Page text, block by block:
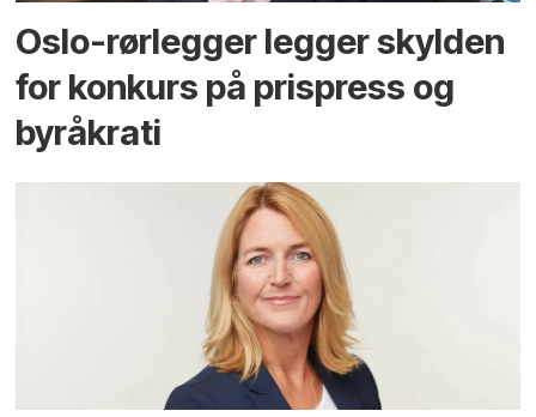
Oslo-rørlegger legger skylden
for konkurs på prispress og
byråkrati